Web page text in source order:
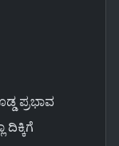
ಪ್ರಭಾವ
ದಿಕ್ಕಿಗೆ